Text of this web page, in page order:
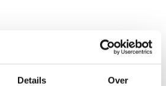
Details Over